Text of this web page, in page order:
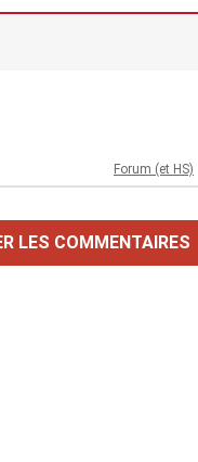
Forum (et HS)
LES COMMENTAIRES